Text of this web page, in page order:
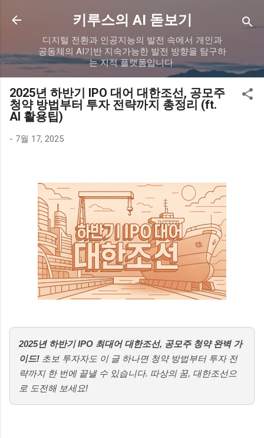
기본 콘텐츠로 건너뛰기
키루스의 AI 돋보기
디지털 전환과 인공지능의 발전 속에서 개인과
공동체의 AI기반 지속가능한 발전 방향을 탐구하
는 지적 플랫폼입니다.
2025년 하반기 IPO 대어 대한조선, 공모주
청약 방법부터 투자 전략까지 총정리 (ft.
AI 활용팁)
- 7월 17, 2025
2025년 하반기 IPO 최대어 대한조선, 공모주 청약 완벽 가
이드! 초보 투자자도 이 글 하나면 청약 방법부터 투자 전
략까지 한 번에 끝낼 수 있습니다. 따상의 꿈, 대한조선으
로 도전해 보세요!